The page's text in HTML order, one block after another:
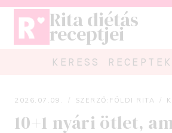
Skip
content
Rita diétás
receptjei
KERESS
2026.07.09. SZERZŐ: FÖLDI RITA
10+1 nyári ötlet,